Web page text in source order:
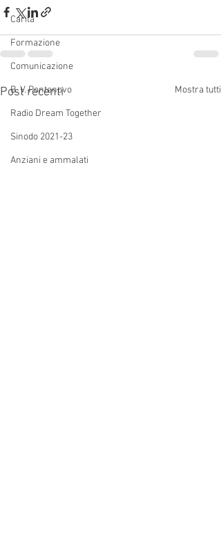
Carità
Formazione
Comunicazione
B. V. Pontenovo
Radio Dream Together
Sinodo 2021-23
Anziani e ammalati
Post recenti Mostra tutti